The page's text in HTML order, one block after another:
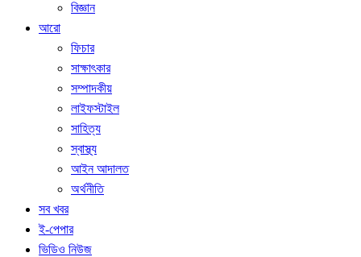
বিজ্ঞান
আরো
ফিচার
সাক্ষাৎকার
সম্পাদকীয়
লাইফস্টাইল
সাহিত্য
স্বাস্থ্য
আইন আদালত
অর্থনীতি
সব খবর
ই-পেপার
ভিডিও নিউজ